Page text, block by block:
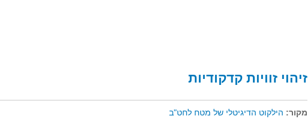
זיהוי זוויות קדקודיות
מקור: הילקוט הדיגיטלי של מטח לחט"ב